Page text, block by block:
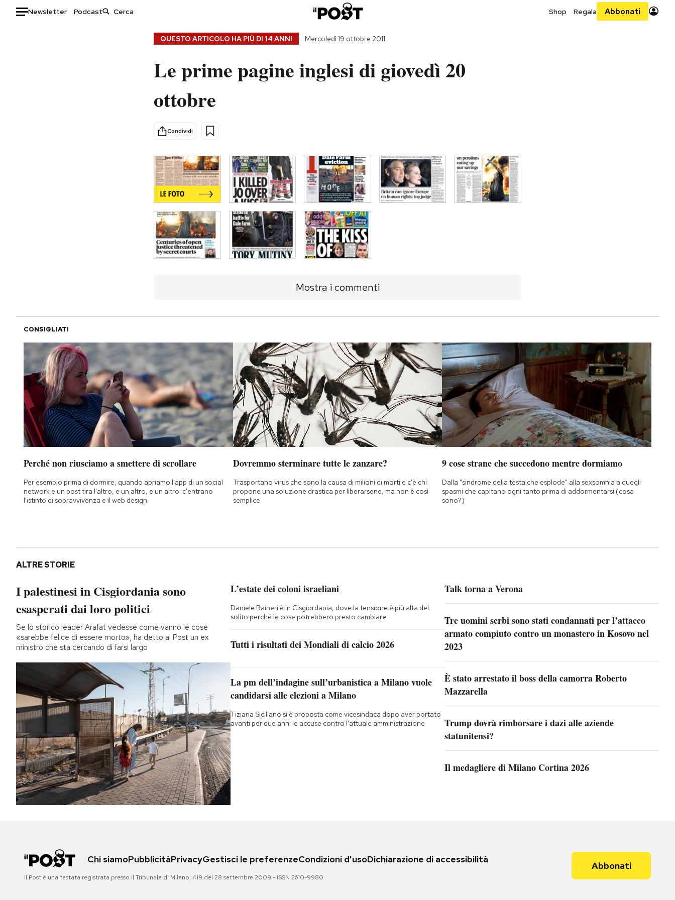
Newsletter Podcast Shop Regala Abbonati
Storie/Idee
Ok Boomer!
Altrecose
SHOP
CALENDARIO
AREA PERSONALE
Area Personale
Newsletter
Hai bisogno di aiuto?
Esci
QUESTO ARTICOLO HA PIÙ DI 14 ANNI Mercoledì 19 ottobre 2011
Le prime pagine inglesi di giovedì 20
ottobre
Condividi
Mostra i commenti
CONSIGLIATI
Perché non riusciamo a smettere di scrollare
Per esempio prima di dormire, quando apriamo l'app di un social
network e un post tira l'altro, e un altro, e un altro: c'entrano
l'istinto di sopravvivenza e il web design
Dovremmo sterminare tutte le zanzare?
Trasportano virus che sono la causa di milioni di morti e c'è chi
propone una soluzione drastica per liberarsene, ma non è così
semplice
9 cose strane che succedono mentre dormiamo
Dalla "sindrome della testa che esplode" alla sexsomnia a quegli
spasmi che capitano ogni tanto prima di addormentarsi (cosa
sono?)
ALTRE STORIE
I palestinesi in Cisgiordania sono
esasperati dai loro politici
Se lo storico leader Arafat vedesse come vanno le cose
«sarebbe felice di essere morto», ha detto al Post un ex
ministro che sta cercando di farsi largo
L’estate dei coloni israeliani
Daniele Raineri è in Cisgiordania, dove la tensione è più alta del
solito perché le cose potrebbero presto cambiare
Tutti i risultati dei Mondiali di calcio 2026
La pm dell’indagine sull’urbanistica a Milano vuole
candidarsi alle elezioni a Milano
Tiziana Siciliano si è proposta come vicesindaca dopo aver portato
avanti per due anni le accuse contro l'attuale amministrazione
Talk torna a Verona
Tre uomini serbi sono stati condannati per l’attacco
armato compiuto contro un monastero in Kosovo nel
2023
È stato arrestato il boss della camorra Roberto
Mazzarella
Trump dovrà rimborsare i dazi alle aziende
statunitensi?
Il medagliere di Milano Cortina 2026
Chi siamoPubblicitàPrivacyGestisci le preferenzeCondizioni d'usoDichiarazione di accessibilità
Il Post è una testata registrata presso il Tribunale di Milano, 419 del 28 settembre 2009 - ISSN 2610-9980
Abbonati